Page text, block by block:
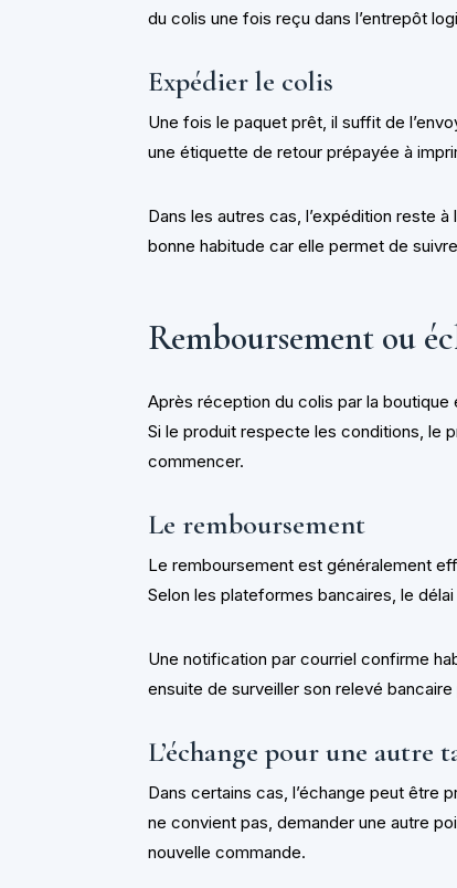
du colis une fois reçu dans l’entrepôt
Expédier le colis
Une fois le paquet prêt, il suffit de
une étiquette de retour prépayée à
Dans les autres cas, l’expédition reste
bonne habitude car elle permet de
Remboursement ou
Après réception du colis par la boutique
Si le produit respecte les conditions, le
commencer.
Le remboursement
Le remboursement est généralement
Selon les plateformes bancaires, le
Une notification par courriel confirme
ensuite de surveiller son relevé
L’échange pour une autre
Dans certains cas, l’échange peut être
ne convient pas, demander une autre
nouvelle commande.